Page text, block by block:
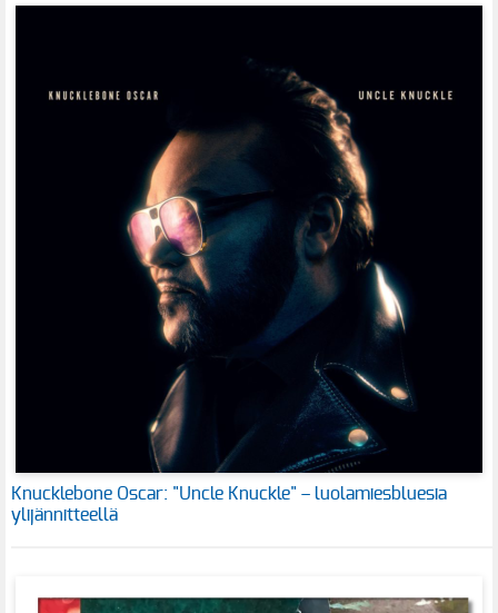
Knucklebone Oscar: "Uncle Knuckle" – luolamiesbluesia
ylijännitteellä